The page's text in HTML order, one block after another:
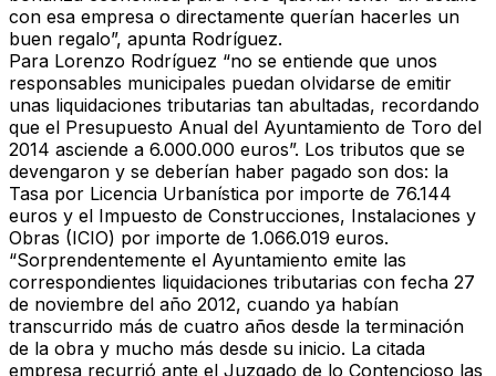
con esa empresa o directamente querían hacerles un
buen regalo”, apunta Rodríguez.
Para Lorenzo Rodríguez “no se entiende que unos
responsables municipales puedan olvidarse de emitir
unas liquidaciones tributarias tan abultadas, recordando
que el Presupuesto Anual del Ayuntamiento de Toro del
2014 asciende a 6.000.000 euros”. Los tributos que se
devengaron y se deberían haber pagado son dos: la
Tasa por Licencia Urbanística por importe de 76.144
euros y el Impuesto de Construcciones, Instalaciones y
Obras (ICIO) por importe de 1.066.019 euros.
“Sorprendentemente el Ayuntamiento emite las
correspondientes liquidaciones tributarias con fecha 27
de noviembre del año 2012, cuando ya habían
transcurrido más de cuatro años desde la terminación
de la obra y mucho más desde su inicio. La citada
empresa recurrió ante el Juzgado de lo Contencioso las